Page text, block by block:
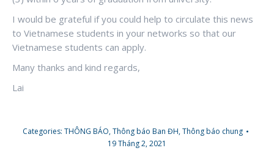
I would be grateful if you could help to circulate this news
to Vietnamese students in your networks so that our
Vietnamese students can apply.
Many thanks and kind regards,
Lai
Categories: THÔNG BÁO,Thông báo Ban ĐH,Thông báo chung
19 Tháng 2, 2021